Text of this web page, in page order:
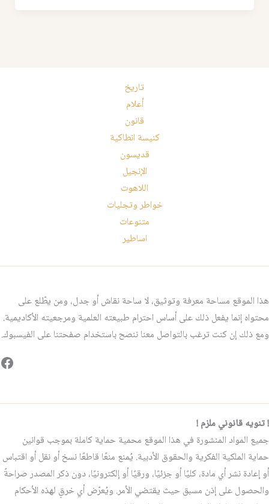
تاريخ
أعلام
قانون
كنيسة انطاكية
قديسون
الإنجيل
اللاهوت
خواطر وتجليات
متنوعات
اساطير
هذا الموقع مساحة معرفة وتوثيق، لا ساحة نقاش أو جدل، ومن يطّلع على
محتواه إنما يفعل ذلك على أساس احترام طبيعته العلمية ومرجعيته الأكاديمية.
ومع ذلك إن كنت ترغب بالتواصل معنا ننصح باستخدام صفحتنا على الفيسبوك.
! تنويه قانوني ملزم !
جميع المواد المنشورة في هذا الموقع محمية حماية كاملة بموجب قوانين
حماية الملكية الفكرية والحقوق الأدبية. يُمنع منعًا قاطعًا نسخ أو نقل أو اقتباس
أو إعادة نشر أي مادة، كليًا أو جزئيًا، ورقيًا أو إلكترونيًا، دون ذكر المصدر صراحةً
والحصول على إذن مسبق حيث يقتضي الأمر. ويُعرّض أي خرقٍ لهذه الأحكام